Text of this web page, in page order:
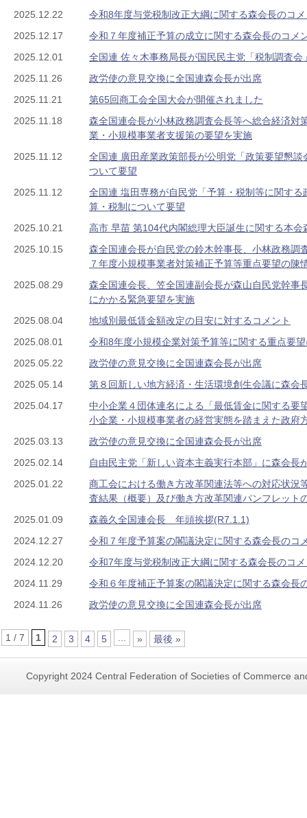
2025.12.22
令和8年度与党税制改正大綱に関する森会長のコ
2025.12.17
令和７年度補正予算の成立に関する森会長のコメ
2025.12.01
全国連 佐々木事務局長が国民民主党「税制調査会
2025.11.26
政労使の意見交換に全国連森会長が出席
2025.11.21
第65回商工会全国大会が開催されました
2025.11.18
森全国連会長が小林政務調査会長等へ総合経済対
業・小規模事業者支援策の要望を実施
2025.11.12
全国連 廣田産業政策部長が公明党「政策要望懇
ついて要望
2025.11.12
全国連 塩田専務が自民党「予算・税制等に関する
算・税制について要望
2025.10.21
高市 早苗 第104代内閣総理大臣誕生に関する本会
2025.10.15
森全国連会長が自民党の鈴木幹事長、小林政務調
７年度小規模事業者対策補正予算等重点要望の陳
2025.08.29
森全国連会長、笠全国連副会長が森山自民党幹事
にかかる緊急要望を実施
2025.08.04
地域別最低賃金額改定の目安に対するコメント
2025.08.01
令和8年度小規模企業対策予算等に関する重点要
2025.05.22
政労使の意見交換に全国連森会長が出席
2025.05.14
第８回新しい地方経済・生活環境創生会議に森会
2025.04.17
中小企業４団体連名による「最低賃金に関する要
小企業・小規模事業者の経営実態を踏まえた政府
2025.03.13
政労使の意見交換に全国連森会長が出席
2025.02.14
自由民主党「新しい資本主義実行本部」に森会長
2025.01.22
商工会における働き方改革関連法等への対応状況
査結果（概要）及び働き方改革関連パンフレット
2025.01.09
森義久全国連会長 年頭挨拶(R7.1.1)
2024.12.27
令和７年度予算案の閣議決定に関する森会長のコ
2024.12.20
令和7年度与党税制改正大綱に関する森会長のコ
2024.11.29
令和６年度補正予算案の閣議決定に関する森会長
2024.11.26
政労使の意見交換に全国連森会長が出席
1 / 7 1 2 3 4 5 ... » 最後 »
Copyright 2024 Central Federation of Societies of Commerce